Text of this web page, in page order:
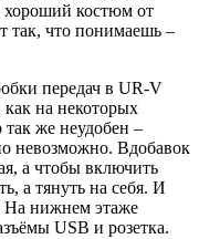
хороший костюм от
так, что понимаешь –
передач в UR-V
на некоторых
же неудобен –
невозможно. Вдобавок
а чтобы включить
а тянуть на себя. И
На нижнем этаже
USB и розетка.